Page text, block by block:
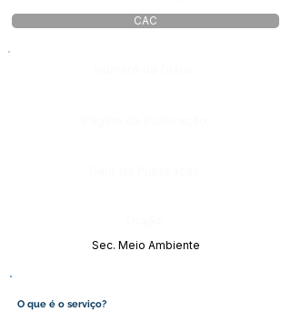
CAC
Sec. Meio Ambiente
O que é o serviço?